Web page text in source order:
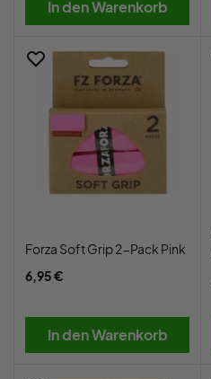
In den Warenkorb
Forza Soft Grip 2-Pack Pink
6,95 €
In den Warenkorb